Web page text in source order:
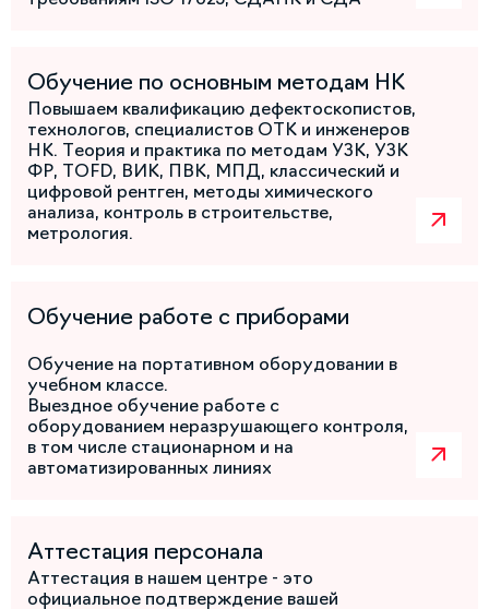
Обучение по основным методам НК
Повышаем квалификацию дефектоскопистов,
технологов, специалистов ОТК и инженеров
НК. Теория и практика по методам УЗК, УЗК
ФР, TOFD, ВИК, ПВК, МПД, классический и
цифровой рентген, методы химического
анализа, контроль в строительстве,
метрология.
Обучение работе с приборами
Обучение на портативном оборудовании в
учебном классе.
Выездное обучение работе с
оборудованием неразрушающего контроля,
в том числе стационарном и на
автоматизированных линиях
Аттестация персонала
Аттестация в нашем центре - это
официальное подтверждение вашей